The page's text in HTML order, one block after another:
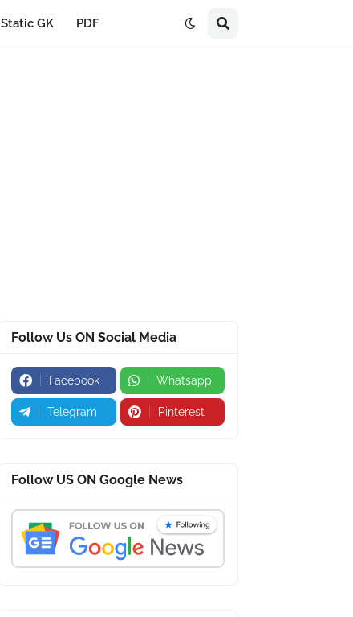
Static GK PDF
Follow Us ON Social Media
Facebook Whatsapp
Telegram Pinterest
Follow US ON Google News